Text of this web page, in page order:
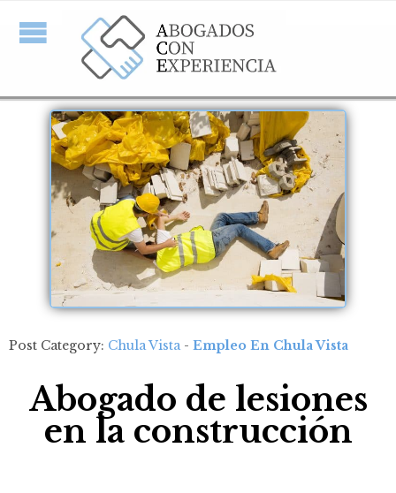
Post Category: Chula Vista- Empleo En Chula Vista
Abogado de lesiones
en la construcción